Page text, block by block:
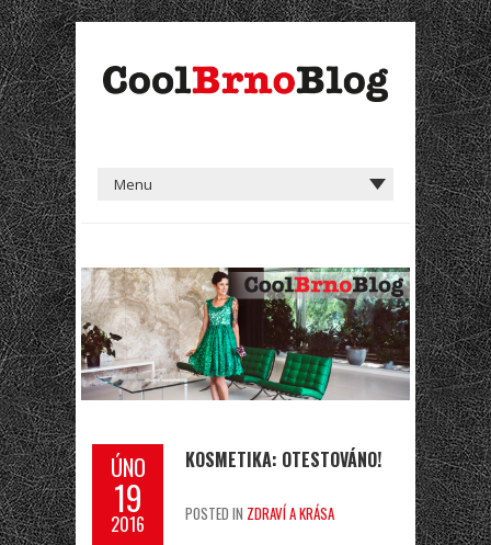
ÚNO
19
2016
KOSMETIKA: OTESTOVÁNO!
POSTED IN ZDRAVÍ A KRÁSA